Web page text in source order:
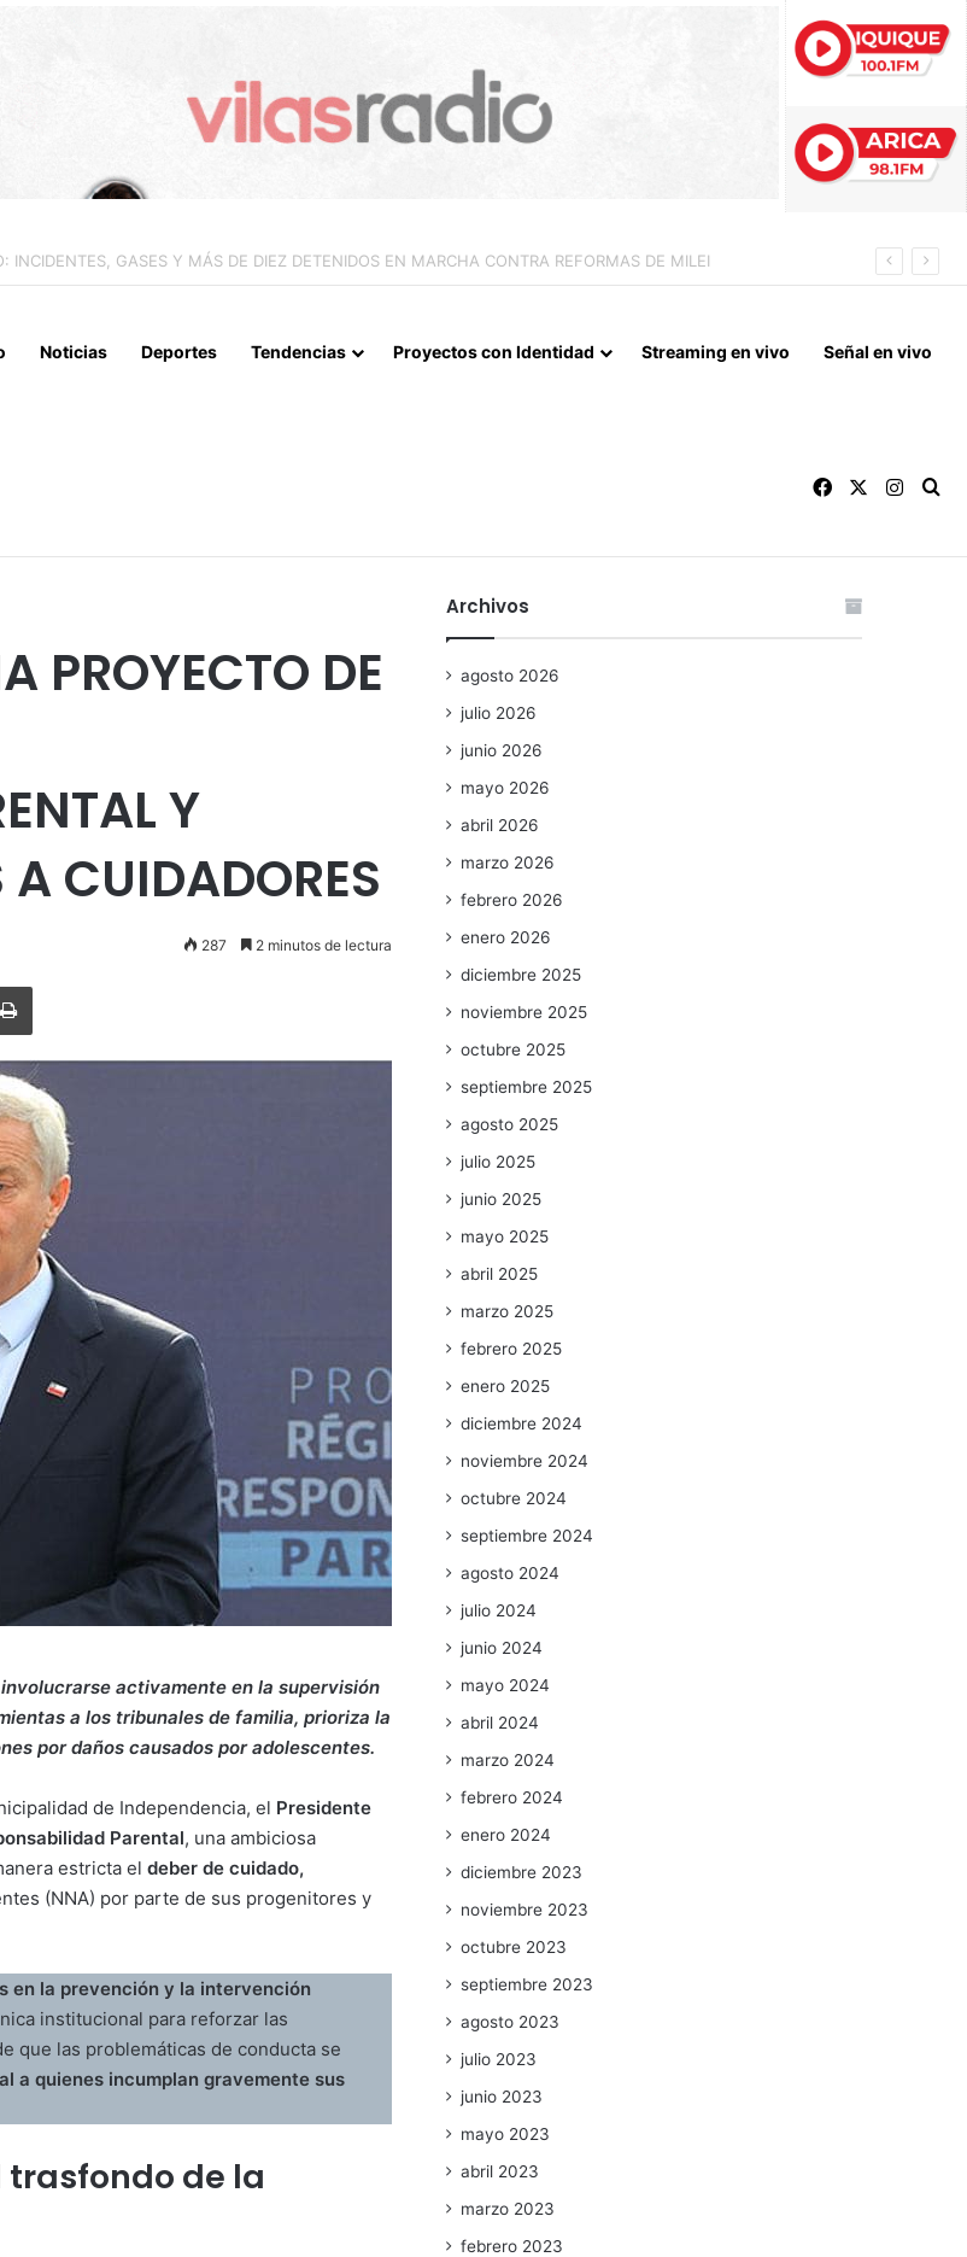
DE RELACIONES CONSULARES Y AVANZAN HACIA LA NORMALIZACIÓN DE VÍNCULOS BILATERALES
Noticias Deportes Tendencias Proyectos con Identidad Streaming en vivo Señal en vivo
Facebook
PROYECTO DE
Y
CUIDADORES
287 2 minutos de lectura
Imprimir
activamente en la supervisión
a los tribunales de familia, prioriza la
por daños causados por adolescentes.
de Independencia, el Presidente
Parental, una ambiciosa
estricta el deber de cuidado,
(NNA) por parte de sus progenitores y
en la prevención y la intervención
institucional para reforzar las
que las problemáticas de conducta se
a quienes incumplan gravemente sus
trasfondo de la
Archivos
agosto 2026
julio 2026
junio 2026
mayo 2026
abril 2026
marzo 2026
febrero 2026
enero 2026
diciembre 2025
noviembre 2025
octubre 2025
septiembre 2025
agosto 2025
julio 2025
junio 2025
mayo 2025
abril 2025
marzo 2025
febrero 2025
enero 2025
diciembre 2024
noviembre 2024
octubre 2024
septiembre 2024
agosto 2024
julio 2024
junio 2024
mayo 2024
abril 2024
marzo 2024
febrero 2024
enero 2024
diciembre 2023
noviembre 2023
octubre 2023
septiembre 2023
agosto 2023
julio 2023
junio 2023
mayo 2023
abril 2023
marzo 2023
febrero 2023